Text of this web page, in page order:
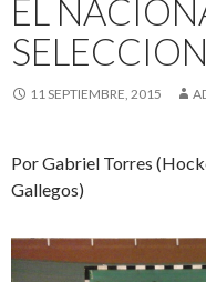
EL
11 SEPTIEMBRE, 2015
Por Gabriel Torres
Gallegos)